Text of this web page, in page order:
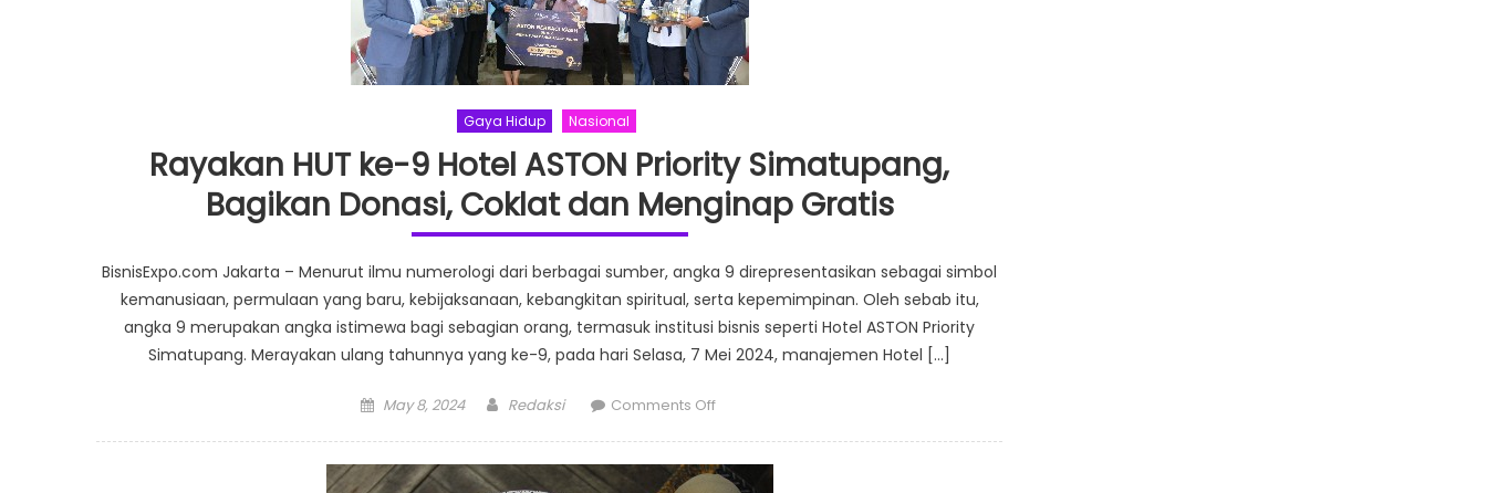
Gaya Hidup Nasional
Rayakan HUT ke-9 Hotel ASTON Priority Simatupang,
Bagikan Donasi, Coklat dan Menginap Gratis
BisnisExpo.com Jakarta – Menurut ilmu numerologi dari berbagai sumber, angka 9 direpresentasikan sebagai simbol
kemanusiaan, permulaan yang baru, kebijaksanaan, kebangkitan spiritual, serta kepemimpinan. Oleh sebab itu,
angka 9 merupakan angka istimewa bagi sebagian orang, termasuk institusi bisnis seperti Hotel ASTON Priority
Simatupang. Merayakan ulang tahunnya yang ke-9, pada hari Selasa, 7 Mei 2024, manajemen Hotel […]
Posted
May 8, 2024 Author
Redaksi Comments Offon
ke-